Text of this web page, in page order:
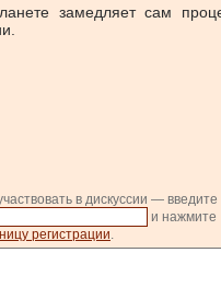
замедляет сам
в дискуссии — введите
и нажмите
регистрации.